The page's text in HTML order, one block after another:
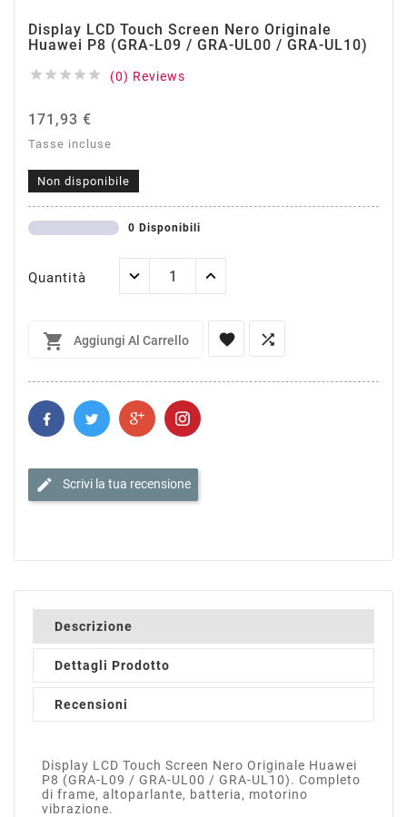
Display LCD Touch Screen Nero Originale
Huawei P8 (GRA-L09 / GRA-UL00 / GRA-UL10)
     (0) Reviews
171,93 €
Tasse incluse
Non disponibile
0 Disponibili
Quantità
 Aggiungi Al Carrello  
edit Scrivi la tua recensione
Descrizione
Dettagli Prodotto
Recensioni
Display LCD Touch Screen Nero Originale Huawei
P8 (GRA-L09 / GRA-UL00 / GRA-UL10). Completo
di frame, altoparlante, batteria, motorino
vibrazione.